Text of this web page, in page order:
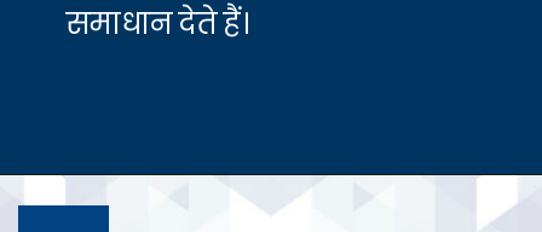
समाधान देते हैं।
Opening https://hfs.in/how-balance-transfer-can-be-done/